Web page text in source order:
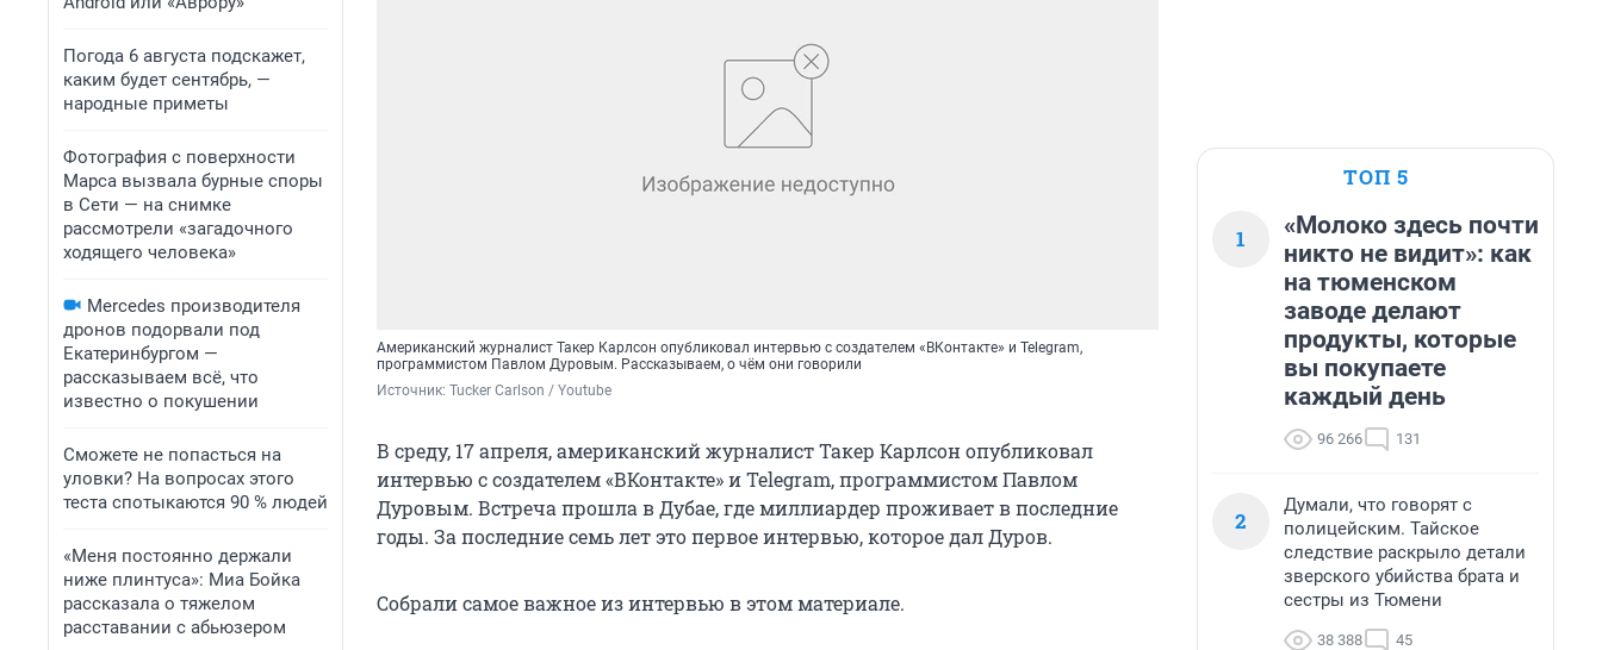
Погода 6 августа подскажет,
каким будет сентябрь, —
народные приметы
Фотография с поверхности
Марса вызвала бурные споры
в Сети — на снимке
рассмотрели «загадочного
ходящего человека»
Mercedes производителя
дронов подорвали под
Екатеринбургом —
рассказываем всё, что
известно о покушении
Сможете не попасться на
уловки? На вопросах этого
теста спотыкаются 90 % людей
«Меня постоянно держали
ниже плинтуса»: Миа Бойка
рассказала о тяжелом
расставании с абьюзером
Американский журналист Такер Карлсон опубликовал интервью с создателем «ВКонтакте» и Telegram,
программистом Павлом Дуровым. Рассказываем, о чём они говорили
Источник: Tucker Carlson / Youtube
В среду, 17 апреля, американский журналист Такер Карлсон опубликовал
интервью с создателем «ВКонтакте» и Telegram, программистом Павлом
Дуровым. Встреча прошла в Дубае, где миллиардер проживает в последние
годы. За последние семь лет это первое интервью, которое дал Дуров.
Собрали самое важное из интервью в этом материале.
ТОП 5
1
«Молоко здесь почти
никто не видит»: как
на тюменском
заводе делают
продукты, которые
вы покупаете
каждый день
96 266 131
2
Думали, что говорят с
полицейским. Тайское
следствие раскрыло детали
зверского убийства брата и
сестры из Тюмени
38 388 45